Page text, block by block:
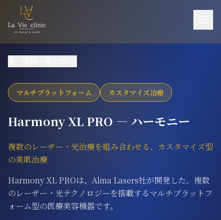
施術一覧
機器一覧
ご予約・お問い合わせ
アクセス
採用
マルチプラットフォーム カスタマイズ治療
Harmony XL PRO ― ハーモニー
複数のレーザー・光治療を組み合わせる、カスタマイズ型
の美肌治療
Harmony XL PROは、Alma Lasers社が開発した、複数
のレーザー・光テクノロジーを搭載するマルチプラットフ
ォーム型の医療美容機器です。